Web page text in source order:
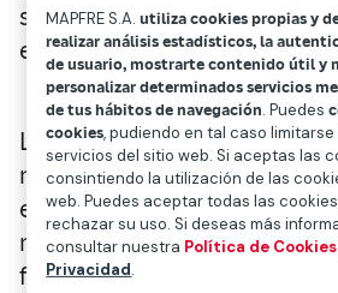
sectores con potencial de
encuentra el seguro.
Las perspectivas son
modestas. América Latina
en los próximos años, pero
moderados y condicionada
factores externos e internos
MAPFRE S.A.utiliza cookies propias y
realizar análisis estadísticos, la
de usuario, mostrarte contenido útil y
personalizar determinados servicios
de tus hábitos de navegación. Puedes
cookies, pudiendo en tal caso
servicios del sitio web. Si aceptas las
consintiendo la utilización de las
web. Puedes aceptar todas las
rechazar su uso. Si deseas más
consultar nuestra Política de Cookies
Privacidad.